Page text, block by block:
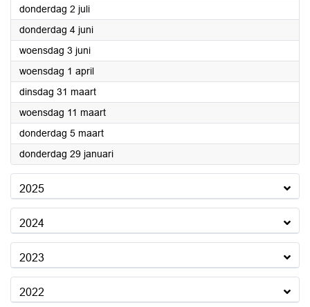
donderdag 2 juli2026
donderdag 4 juni2026
woensdag 3 juni2026
woensdag 1 april2026
dinsdag 31 maart2026
woensdag 11 maart2026
donderdag 5 maart2026
donderdag 29 januari2026
2025
2024
2023
2022